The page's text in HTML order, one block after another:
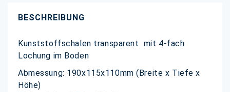
BESCHREIBUNG
Kunststoffschalen transparent mit 4-fach
Lochung im Boden
Abmessung: 190x115x110mm (Breite x Tiefe x
Höhe)